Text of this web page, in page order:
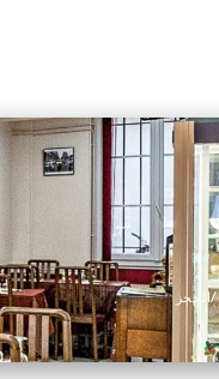
/الحجز